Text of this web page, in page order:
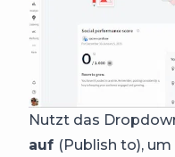
Nutzt das
auf (Publish to),